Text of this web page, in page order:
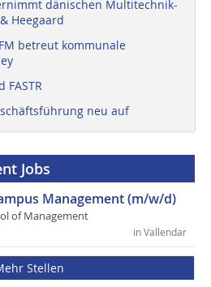
dänischen Multitechnik-
Heegaard
betreut kommunale
FASTR
neu auf
Jobs
Management (m/w/d)
of Management
in Vallendar
Stellen